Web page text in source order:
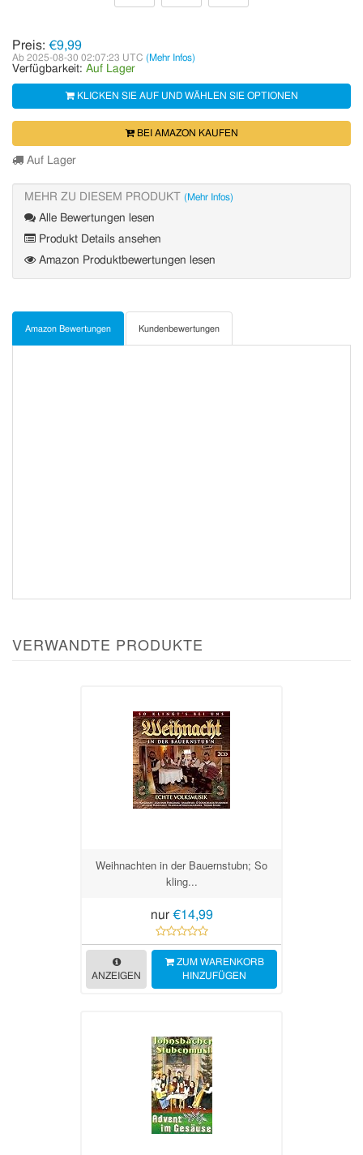
Preis: €9,99
Ab 2025-08-30 02:07:23 UTC (Mehr Infos)
Verfügbarkeit: Auf Lager
KLICKEN SIE AUF UND WÄHLEN SIE OPTIONEN
BEI AMAZON KAUFEN
Auf Lager
MEHR ZU DIESEM PRODUKT (Mehr Infos)
Alle Bewertungen lesen
Produkt Details ansehen
Amazon Produktbewertungen lesen
Amazon Bewertungen Kundenbewertungen
VERWANDTE PRODUKTE
Weihnachten in der Bauernstubn; So
kling...
nur €14,99
ANZEIGEN
ZUM WARENKORB
HINZUFÜGEN